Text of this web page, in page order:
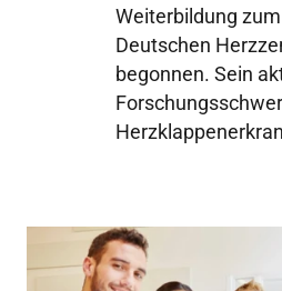
Weiterbildung
Deutschen
begonnen. Sein